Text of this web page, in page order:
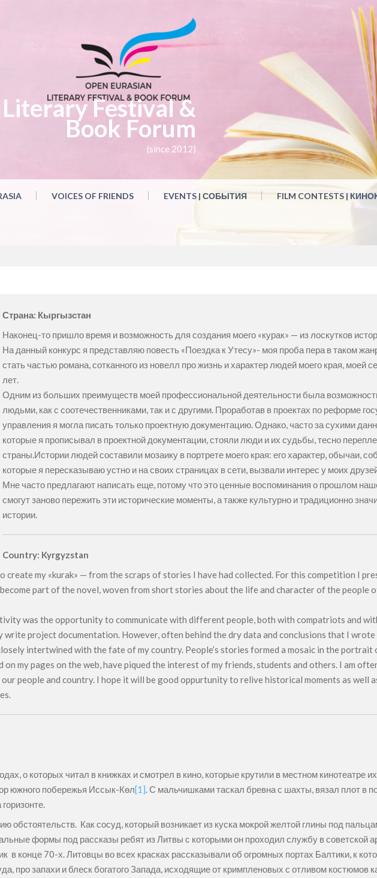
Festival &
Book Forum
(since 2012)
VOICES OF FRIENDS EVENTS | СОБЫТИЯ FILM CONTESTS |
Страна: Кыргызстан
Наконец-то пришло время и возможность для создания моего «курак» — из лоскутков
На данный конкурс я представляю повесть «Поездка к Утесу»- моя проба пера в таком
стать частью романа, сотканного из новелл про жизнь и характер людей моего края, моей
лет.
Одним из больших преимуществ моей профессиональной деятельности была
людьми, как с соотечественниками, так и с другими. Проработав в проектах по реформе
управления я могла писать только проектную документацию. Однако, часто за сухими
которые я прописывал в проектной документации, стояли люди и их судьбы, тесно
страны.Истории людей составили мозаику в портрете моего края: его характер, обычаи,
которые я пересказываю устно и на своих страницах в сети, вызвали интерес у моих
Мне часто предлагают написать еще, потому что это ценные воспоминания о прошлом
смогут заново пережить эти исторические моменты, а также культурно и традиционно
истории.
Country: Kyrgyzstan
my «kurak» — from the scraps of stories I have had collected. For this competition I
part of the novel, woven from short stories about the life and character of the people
was the opportunity to communicate with different people, both with compatriots and
project documentation. However, often behind the dry data and conclusions that I
intertwined with the fate of my country. People’s stories formed a mosaic in the portrait
my pages on the web, have piqued the interest of my friends, students and others. I am
people and country. I hope it will be good oppurtunity to relive historical moments as well
о которых читал в книжках и смотрел в кино, которые крутили в местном кинотеатре
южного побережья Иссык-Көл[1]. С мальчишками таскал бревна с шахты, вязал плот в
обстоятельств. Как сосуд, который возникает из куска мокрой желтой глины под
формы под рассказы ребят из Литвы с которыми он проходил службу в советской
в конце 70-х. Литовцы во всех красках рассказывали об огромных портах Балтики, к
про запахи и блеск богатого Запада, исходящие от кримпленовых с отливом костюмов